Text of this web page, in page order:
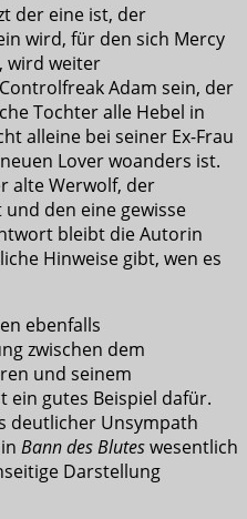
der eine ist, der
wird, für den sich Mercy
wird weiter
Adam sein, der
Tochter alle Hebel in
alleine bei seiner Ex-Frau
Lover woanders ist.
alte Werwolf, der
den eine gewisse
bleibt die Autorin
Hinweise gibt, wen es
ebenfalls
zwischen dem
und seinem
ein gutes Beispiel dafür.
deutlicher Unsympath
Bann des Bluteswesentlich
Darstellung